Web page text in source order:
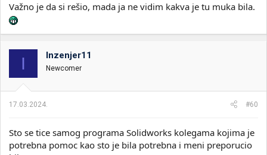
Važno je da si rešio, mada ja ne vidim kakva je tu muka bila.
I Inzenjer11
Newcomer
17.03.2024. #60
Sto se tice samog programa Solidworks kolegama kojima je
potrebna pomoc kao sto je bila potrebna i meni preporucio